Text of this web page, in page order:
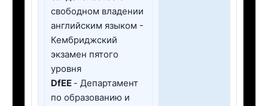
свободном владении
английским языком -
Кембриджский
экзамен пятого
уровня
DfEE - Департамент
по образованию и